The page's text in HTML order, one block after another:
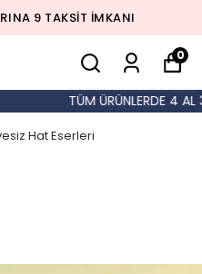
9 TAKSİT İMKANI
0
TÜM ÜRÜNLERDE 4 AL
Hat Eserleri